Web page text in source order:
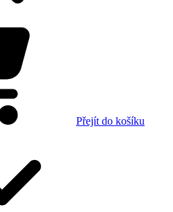
Přejít do košíku